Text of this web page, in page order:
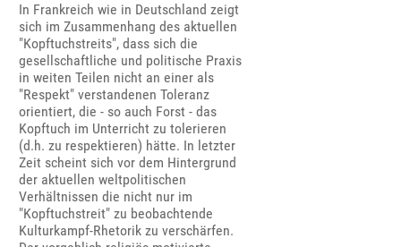
In Frankreich wie in Deutschland zeigt
sich im Zusammenhang des aktuellen
"Kopftuchstreits", dass sich die
gesellschaftliche und politische Praxis
in weiten Teilen nicht an einer als
"Respekt" verstandenen Toleranz
orientiert, die - so auch Forst - das
Kopftuch im Unterricht zu tolerieren
(d.h. zu respektieren) hätte. In letzter
Zeit scheint sich vor dem Hintergrund
der aktuellen weltpolitischen
Verhältnissen die nicht nur im
"Kopftuchstreit" zu beobachtende
Kulturkampf-Rhetorik zu verschärfen.